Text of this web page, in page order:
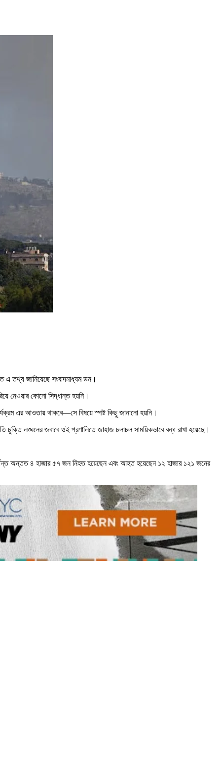
এ তথ্য জানিয়েছে সংবাদমাধ্যম ডন।
নেওয়ার কোনো সিদ্ধান্ত হয়নি।
এর আওতায় থাকবে—সে বিষয়ে স্পষ্ট কিছু জানানো হয়নি।
চুক্তি লঙ্ঘনের জবাবে ওই প্রণালিতে জাহাজ চলাচল সাময়িকভাবে বন্ধ রাখা হয়েছে।
পর্যন্ত অন্তত ৪ হাজার ৫৭ জন নিহত হয়েছেন এবং আহত হয়েছেন ১২ হাজার ১২১ জনের